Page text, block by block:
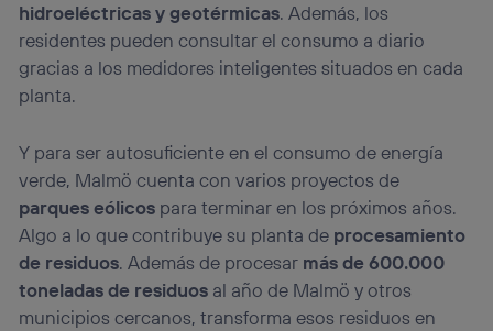
hidroeléctricas y geotérmicas. Además, los
residentes pueden consultar el consumo a diario
gracias a los medidores inteligentes situados en cada
planta.
Y para ser autosuficiente en el consumo de energía
verde, Malmö cuenta con varios proyectos de
parques eólicos para terminar en los próximos años.
Algo a lo que contribuye su planta de procesamiento
de residuos. Además de procesar más de 600.000
toneladas de residuos al año de Malmö y otros
municipios cercanos, transforma esos residuos en